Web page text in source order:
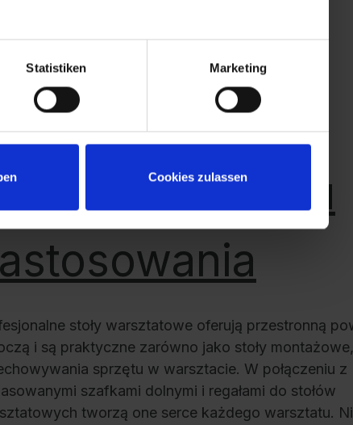
Statistiken Marketing
Cookies zulassen
Właściwy stół
dla
obszaru
stoły warsztatowe oferują przestronną
i są praktyczne zarówno jako stoły
sprzętu w warsztacie. W połączeniu z
szafkami dolnymi i regałami do stołów
tworzą one serce każdego warsztatu.